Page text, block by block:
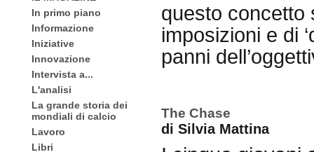
In primo piano
Informazione
Iniziative
Innovazione
Intervista a...
L'analisi
La grande storia dei
mondiali di calcio
Lavoro
Libri
questo concetto
imposizioni e di
panni
The Chase
di Silvia Mattina